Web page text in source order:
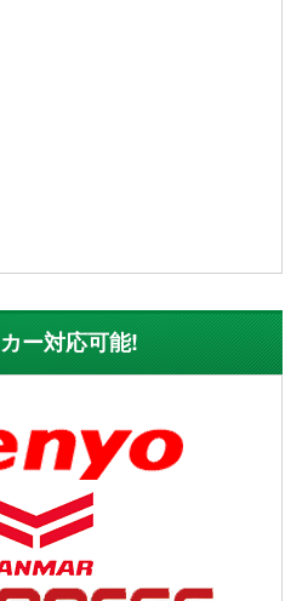
ー対応可能!